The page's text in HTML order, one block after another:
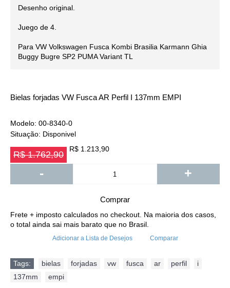
Desenho original.
Juego de 4.
Para VW Volkswagen Fusca Kombi Brasilia Karmann Ghia
Buggy Bugre SP2 PUMA Variant TL
Bielas forjadas VW Fusca AR Perfil I 137mm EMPI
Modelo: 00-8340-0
Situação: Disponivel
R$ 1.762,90
R$ 1.213,90
- +
Comprar
Frete + imposto calculados no checkout. Na maioria dos casos,
o total ainda sai mais barato que no Brasil.
Adicionar a Lista de Desejos Comparar
Tags: bielas forjadas vw fusca ar perfil i
137mm
empi